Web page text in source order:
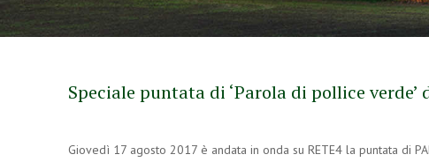
Speciale puntata di ‘Parola di pollice verde’
Giovedì 17 agosto 2017 è andata in onda su RETE4 la puntata di